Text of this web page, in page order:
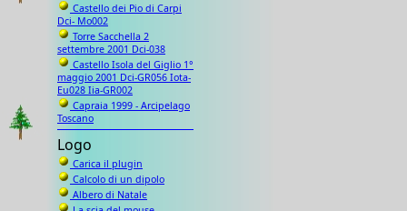
Castello dei Pio di Carpi
Dci- Mo002
Torre Sacchella 2
settembre 2001 Dci-038
Castello Isola del Giglio 1°
maggio 2001 Dci-GR056 Iota-
Eu028 Iia-GR002
Capraia 1999 - Arcipelago
Toscano
Logo
Carica il plugin
Calcolo di un dipolo
Albero di Natale